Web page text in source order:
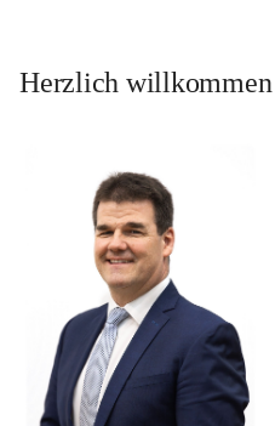
Herzlich willkommen